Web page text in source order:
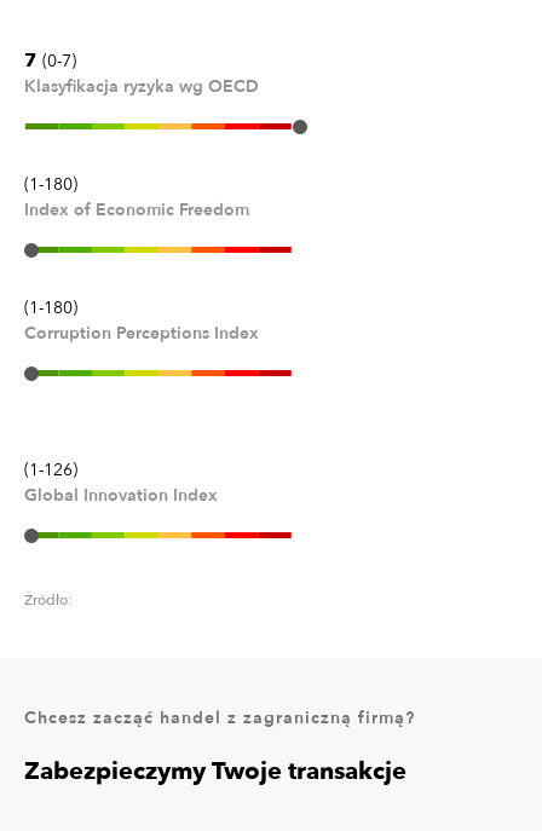
7 (0-7)
Klasyfikacja ryzyka wg OECD
(1-180)
Corruption Perceptions Index
(1-126)
Global Innovation Index
(1-180)
Index of Economic Freedom
Źródło:
Chcesz zacząć handel z zagraniczną firmą?
Zabezpieczymy Twoje transakcje